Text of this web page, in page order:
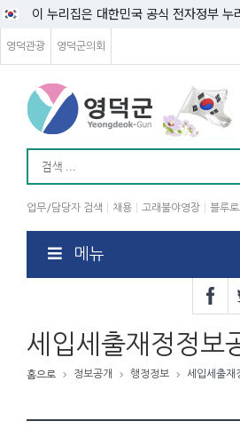
이 누리집은 대한민국 공식 전자정부 누
영덕관광 영덕군의회
업무/담당자 검색 채용 고래불야영장 블루
메뉴
세입세출재정정보
홈으로 정보공개 행정정보 세입세출재